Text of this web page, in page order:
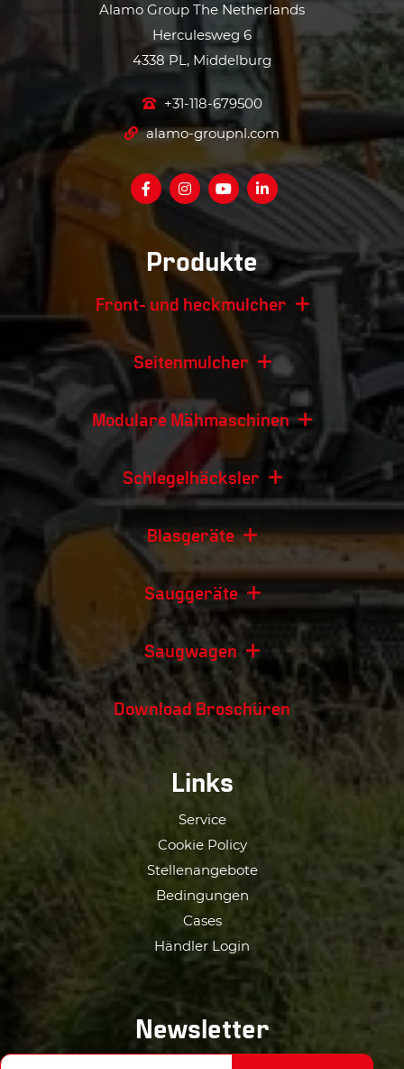
Alamo Group The Netherlands
Herculesweg 6
4338 PL, Middelburg
+31-118-679500
alamo-groupnl.com
Produkte
Front- und heckmulcher
Seitenmulcher
Modulare Mähmaschinen
Schlegelhäcksler
Blasgeräte
Sauggeräte
Saugwagen
Download Broschüren
Links
Service
Cookie Policy
Stellenangebote
Bedingungen
Cases
Händler Login
Newsletter